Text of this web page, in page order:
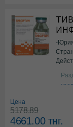
-
Цена
5178.89
4661.00тнг.